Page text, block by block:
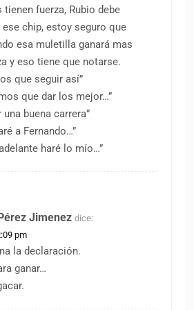
tienen fuerza, Rubio debe
chip, estoy seguro que
esa muletilla ganará mas
y eso tiene que notarse.
que seguir así”
que dar los mejor…”
una buena carrera”
a Fernando…”
haré lo mío…”
Jimenez dice:
pm
la declaración.
ganar…